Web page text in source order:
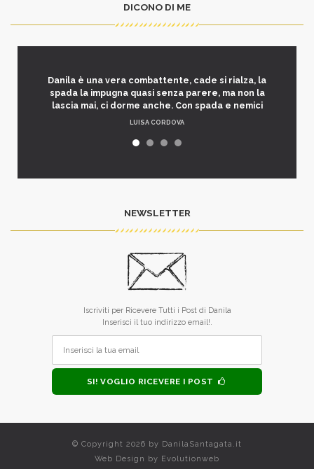
DICONO DI ME
Danila è una vera combattente, cade si rialza, la
spada la impugna quasi senza parere, ma non la
lascia mai, ci dorme anche. Con spada e nemici
LUISA CORDOVA
NEWSLETTER
Iscriviti per Ricevere Tutti i Post di Danila
Inserisci il tuo indirizzo email!.
SI! VOGLIO RICEVERE I POST
© Copyright 2026 by DanilaSantagata.it
Web Design by Evolutionweb